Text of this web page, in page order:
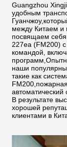
Guangzhou
удобным
между Китаем
посвящаем себя
227ea (FM200)
командой,
наши
такие как
автоматический
В результате
хорошей
клиентами в